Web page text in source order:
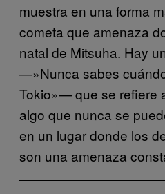
muestra en una forma
cometa que amenaza
natal de Mitsuha. Hay
—»Nunca sabes
Tokio»— que se refiere
algo que nunca se
en un lugar donde los
son una amenaza